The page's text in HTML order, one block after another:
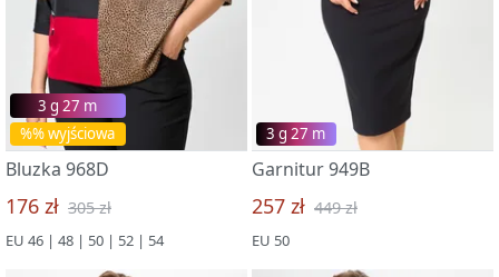
%% wyjściowa
3 g 27 m
Bluzka 968D
176 zł 305 zł
EU 46 | 48 | 50 | 52 | 54
3 g 27 m
Garnitur 949B
257 zł 449 zł
EU 50